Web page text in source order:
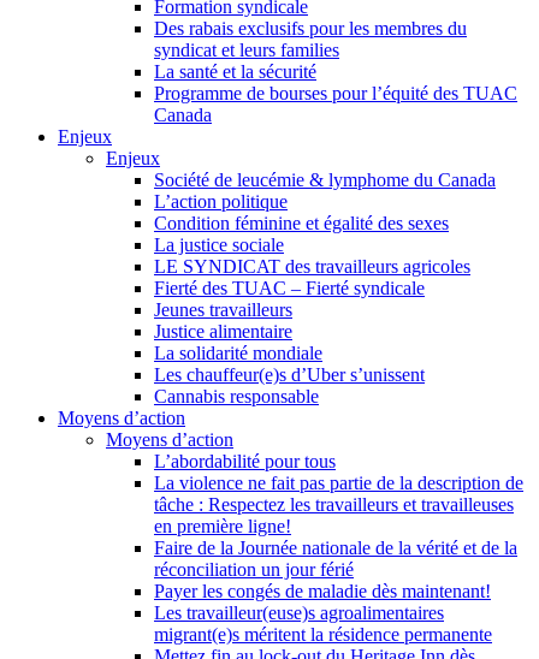
Formation syndicale
Des rabais exclusifs pour les membres du
syndicat et leurs families
La santé et la sécurité
Programme de bourses pour l’équité des TUAC
Canada
Enjeux
Enjeux
Société de leucémie & lymphome du Canada
L’action politique
Condition féminine et égalité des sexes
La justice sociale
LE SYNDICAT des travailleurs agricoles
Fierté des TUAC – Fierté syndicale
Jeunes travailleurs
Justice alimentaire
La solidarité mondiale
Les chauffeur(e)s d’Uber s’unissent
Cannabis responsable
Moyens d’action
Moyens d’action
L’abordabilité pour tous
La violence ne fait pas partie de la description de
tâche : Respectez les travailleurs et travailleuses
en première ligne!
Faire de la Journée nationale de la vérité et de la
réconciliation un jour férié
Payer les congés de maladie dès maintenant!
Les travailleur(euse)s agroalimentaires
migrant(e)s méritent la résidence permanente